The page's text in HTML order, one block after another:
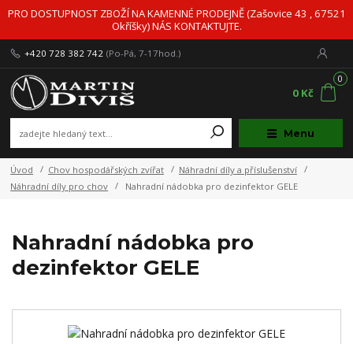
PRO DOSTUPNOST ZBOŽÍ NA KAMENNÉ PRODEJNĚ (Zašovice 43 , 67521
Okříšky) NÁS KONTAKTUJTE.
Menu
+420 728 382 742 (Po-Pá, 7-17hod.)
0
0 Kč
Úvod Chov hospodářských zvířat
Náhradní díly a příslušenství
Náhradní díly pro chov
Nahradní nádobka pro dezinfektor GELE
Nahradní nádobka pro
dezinfektor GELE